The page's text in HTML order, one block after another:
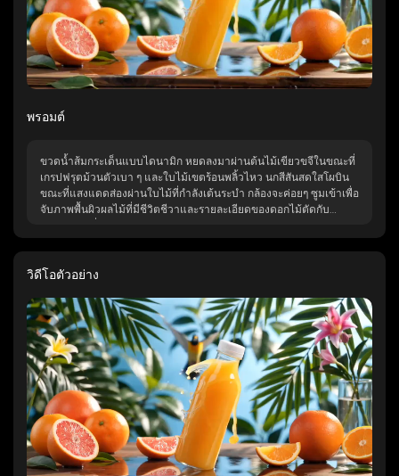
พรอมต์
ขวดน้ำส้มกระเด็นแบบไดนามิก หยดลงมาผ่านต้นไม้เขียวขจีในขณะที่
เกรปฟรุตม้วนตัวเบา ๆ และใบไม้เขตร้อนพลิ้วไหว นกสีสันสดใสโผบิน
ขณะที่แสงแดดส่องผ่านใบไม้ที่กำลังเต้นระบำ กล้องจะค่อยๆ ซูมเข้าเพื่อ
จับภาพพื้นผิวผลไม้ที่มีชีวิตชีวาและรายละเอียดของดอกไม้ตัดกับ
วิดีโอตัวอย่าง